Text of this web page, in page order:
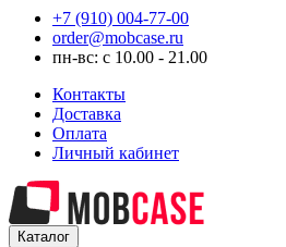
+7 (910) 004-77-00
order@mobcase.ru
пн-вс: с 10.00 - 21.00
Контакты
Доставка
Оплата
Личный кабинет
Каталог